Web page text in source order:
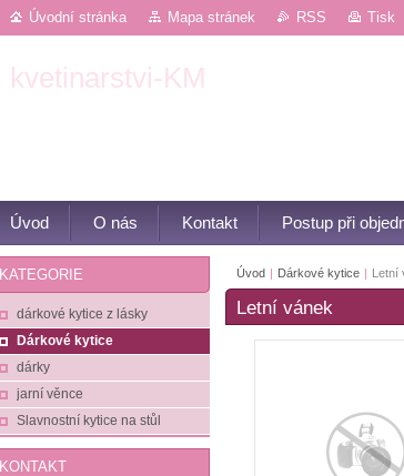
Úvodní stránka Mapa stránek RSS Tisk
kvetinarstvi-KM
Úvod O nás Kontakt Postup při
Úvod | Dárkové kytice | Letní
Letní vánek
KATEGORIE
dárkové kytice z lásky
Dárkové kytice
dárky
jarní věnce
Slavnostní kytice na stůl
KONTAKT